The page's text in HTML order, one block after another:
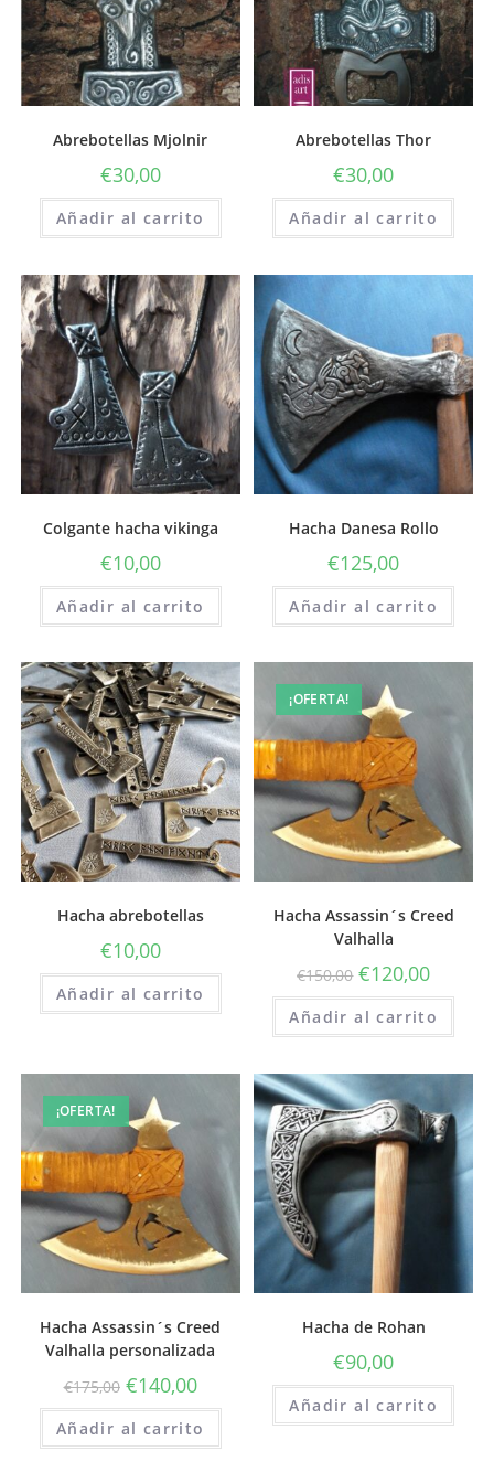
Abrebotellas Mjolnir
€30,00
Añadir al carrito
Abrebotellas Thor
€30,00
Añadir al carrito
Colgante hacha vikinga
€10,00
Añadir al carrito
Hacha Danesa Rollo
€125,00
Añadir al carrito
Hacha abrebotellas
€10,00
Añadir al carrito
¡OFERTA!
Hacha Assassin´s Creed
Valhalla
€150,00 €120,00
Añadir al carrito
¡OFERTA!
Hacha Assassin´s Creed
Valhalla personalizada
€175,00 €140,00
Añadir al carrito
Hacha de Rohan
€90,00
Añadir al carrito